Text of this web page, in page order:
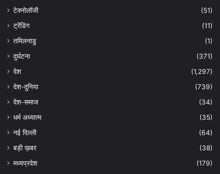
टेक्नोलॉजी
(51)
ट्रेंडिंग
(11)
तमिलनाडु
(1)
दुर्घटना
(371)
देश
(1,297)
देश-दुनिया
(739)
देश-समाज
(34)
धर्म अध्यात्म
(35)
नई दिल्ली
(64)
बड़ी ख़बर
(38)
मध्यप्रदेश
(179)